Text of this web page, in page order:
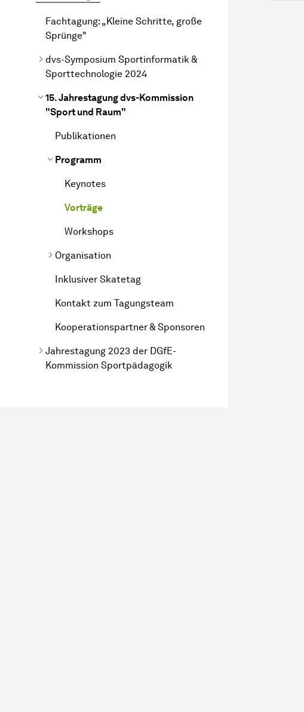
Fachtagung: „Kleine Schritte, große
Sprünge"
dvs-Symposium Sportinformatik &
Sporttechnologie 2024
15. Jahrestagung dvs-Kommission
"Sport und Raum"
Publikationen
Programm
Keynotes
Vorträge
Workshops
Organisation
Inklusiver Skatetag
Kontakt zum Tagungsteam
Kooperationspartner & Sponsoren
Jahrestagung 2023 der DGfE-
Kommission Sportpädagogik